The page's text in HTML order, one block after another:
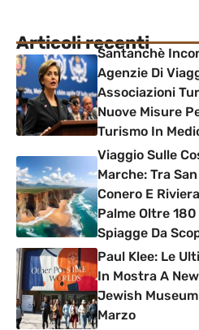
Articoli recenti
Santanchè
Agenzie Di
Associazioni
Nuove Misure
Turismo In
Viaggio Sulle
Marche: Tra
Conero E
Palme Oltre 180
Spiagge Da
Paul Klee: Le
In Mostra A
Jewish
Marzo